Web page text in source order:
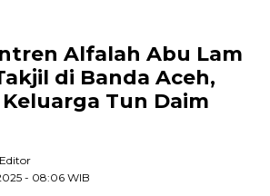
Alfalah Abu Lam
di Banda Aceh,
Tun Daim
- 08:06 WIB